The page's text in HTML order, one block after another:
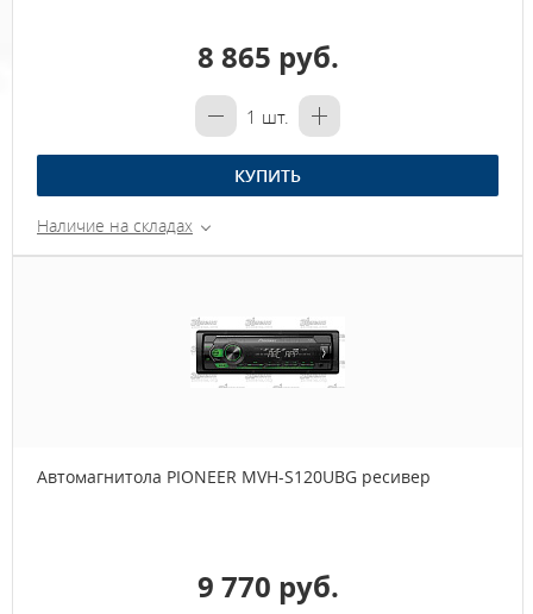
8 865 руб.
1 шт.
КУПИТЬ
Наличие на складах
Автомагнитола PIONEER MVH-S120UBG ресивер
9 770 руб.